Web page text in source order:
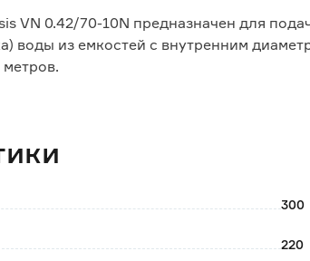
VN 0.42/70-10N предназначен для
воды из емкостей с внутренним
на большие горизонтальные
не подвержен коррозии;
- удобство погружения и поднятия;
300
220